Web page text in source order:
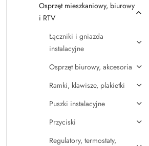
Osprzęt mieszkaniowy, biurowy
i RTV
Łączniki i gniazda
instalacyjne
Osprzęt biurowy, akcesoria
Ramki, klawisze, plakietki
Puszki instalacyjne
Przyciski
Regulatory, termostaty,